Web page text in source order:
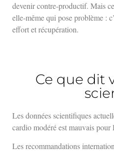
devenir contre-productif. Mais
elle-même qui pose problème :
effort et récupération.
Ce que dit
Les données scientifiques
cardio modéré est mauvais
Les recommandations